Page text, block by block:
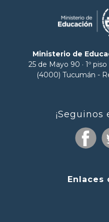
Ministerio de
25 de Mayo 90 · 1º
(4000) Tucumán -
¡Seguinos
Enlaces